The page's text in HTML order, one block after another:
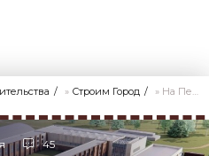
» Строим Город » На Петровской аллее в Лахте построят трехэтажный конный комплекс - «Свежие новости строительства»
45